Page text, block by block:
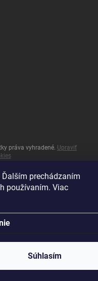
prechádzaním
používaním. Viac
Súhlasím
Vytvoril Shoptet
práva vyhradené. Upraviť